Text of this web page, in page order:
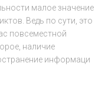
малое значение
Ведь по сути, это
повсеместной
наличие
информаци